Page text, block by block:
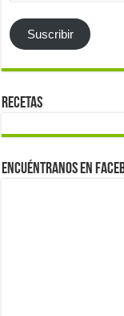
Suscribir
Recetas
Encuéntranos en